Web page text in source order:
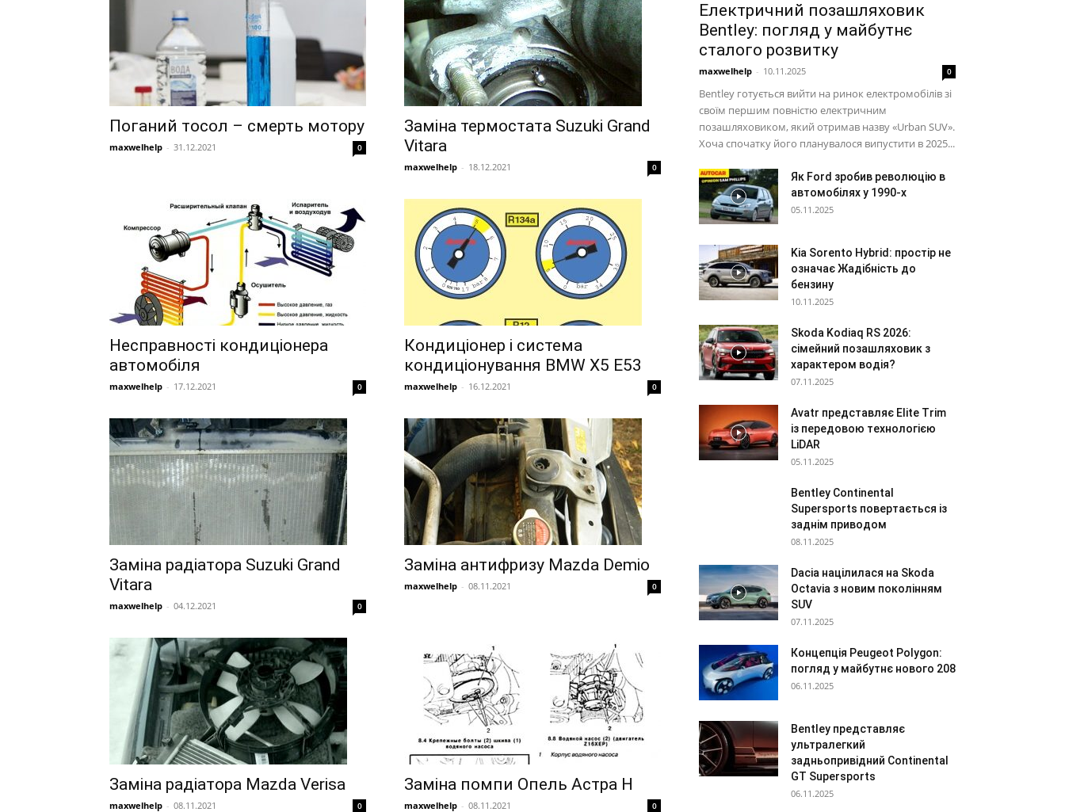
Поганий тосол – смерть мотору
maxwelhelp - 31.12.2021 0
Заміна термостата Suzuki Grand
Vitara
maxwelhelp - 18.12.2021 0
Несправності кондиціонера
автомобіля
maxwelhelp - 17.12.2021 0
Кондиціонер і система
кондиціонування BMW X5 E53
maxwelhelp - 16.12.2021 0
Заміна радіатора Suzuki Grand
Vitara
maxwelhelp - 04.12.2021 0
Заміна антифризу Mazda Demio
maxwelhelp - 08.11.2021 0
Заміна радіатора Mazda Verisa
maxwelhelp - 08.11.2021 0
Заміна помпи Опель Астра Н
maxwelhelp - 08.11.2021 0
Електричний позашляховик
Bentley: погляд у майбутнє
сталого розвитку
maxwelhelp - 10.11.2025 0
Bentley готується вийти на ринок електромобілів зі
своїм першим повністю електричним
позашляховиком, який отримав назву «Urban SUV».
Хоча спочатку його планувалося випустити в 2025...
Як Ford зробив революцію в
автомобілях у 1990-х
05.11.2025
Kia Sorento Hybrid: простір не
означає Жадібність до
бензину
10.11.2025
Skoda Kodiaq RS 2026:
сімейний позашляховик з
характером водія?
07.11.2025
Avatr представляє Elite Trim
із передовою технологією
LiDAR
05.11.2025
Bentley Continental
Supersports повертається із
заднім приводом
08.11.2025
Dacia націлилася на Skoda
Octavia з новим поколінням
SUV
07.11.2025
Концепція Peugeot Polygon:
погляд у майбутнє нового 208
06.11.2025
Bentley представляє
ультралегкий
задньопривідний Continental
GT Supersports
06.11.2025